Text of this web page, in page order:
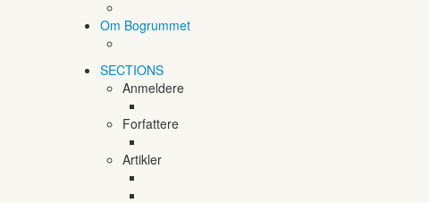
Om Bogrummet
SECTIONS
Anmeldere
Forfattere
Artikler